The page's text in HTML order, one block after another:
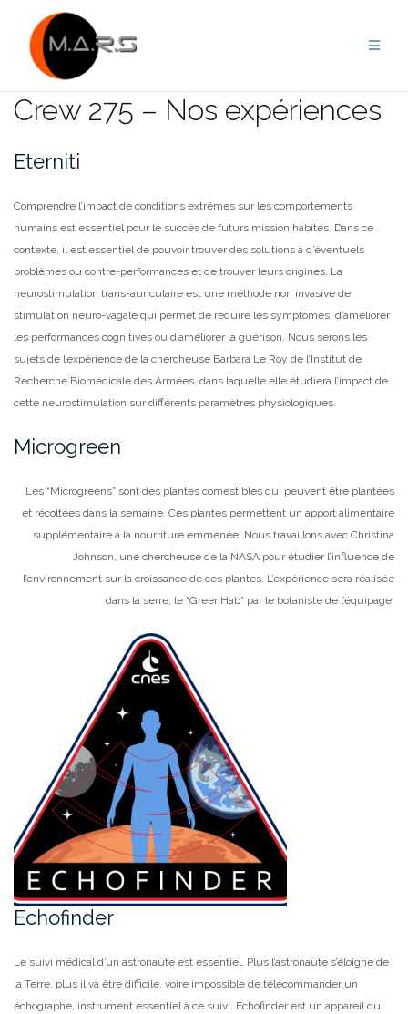
content
Crew 275 – Nos expériences
Eterniti
Comprendre l’impact de conditions extrêmes sur les comportements
humains est essentiel pour le succès de futurs mission habités. Dans ce
contexte, il est essentiel de pouvoir trouver des solutions à d’éventuels
problèmes ou contre-performances et de trouver leurs origines. La
neurostimulation trans-auriculaire est une méthode non invasive de
stimulation neuro-vagale qui permet de réduire les symptômes, d’améliorer
les performances cognitives ou d’améliorer la guérison. Nous serons les
sujets de l’expérience de la chercheuse Barbara Le Roy de l’Institut de
Recherche Biomédicale des Armées, dans laquelle elle étudiera l’impact de
cette neurostimulation sur différents paramètres physiologiques.
Microgreen
Les “Microgreens” sont des plantes comestibles qui peuvent être plantées
et récoltées dans la semaine. Ces plantes permettent un apport alimentaire
supplémentaire à la nourriture emmenée. Nous travaillons avec Christina
Johnson, une chercheuse de la NASA pour étudier l’influence de
l’environnement sur la croissance de ces plantes. L’expérience sera réalisée
dans la serre, le “GreenHab” par le botaniste de l’équipage.
Echofinder
Le suivi médical d’un astronaute est essentiel. Plus l’astronaute s’éloigne de
la Terre, plus il va être difficile, voire impossible de télécommander un
échographe, instrument essentiel à ce suivi. Echofinder est un appareil qui